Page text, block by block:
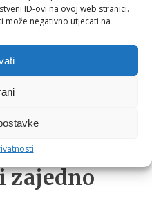
ID-ovi na ovoj web stranici.
može negativno utjecati na
Hrvatske i regije
s brojnim obiteljskim
pričaju autentične priče o
i zdrave
zajedno